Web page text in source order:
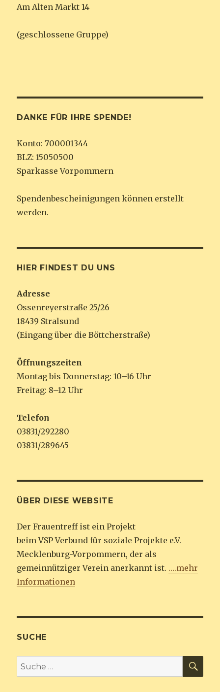
Am Alten Markt 14
(geschlossene Gruppe)
DANKE FÜR IHRE SPENDE!
Konto: 700001344
BLZ: 15050500
Sparkasse Vorpommern
Spendenbescheinigungen können erstellt
werden.
HIER FINDEST DU UNS
Adresse
Ossenreyerstraße 25/26
18439 Stralsund
(Eingang über die Böttcherstraße)
Öffnungszeiten
Montag bis Donnerstag: 10–16 Uhr
Freitag: 8–12 Uhr
Telefon
03831/292280
03831/289645
ÜBER DIESE WEBSITE
Der Frauentreff ist ein Projekt
beim VSP Verbund für soziale Projekte e.V.
Mecklenburg-Vorpommern, der als
gemeinnütziger Verein anerkannt ist. ….mehr
Informationen
SUCHE
Suche
nach: